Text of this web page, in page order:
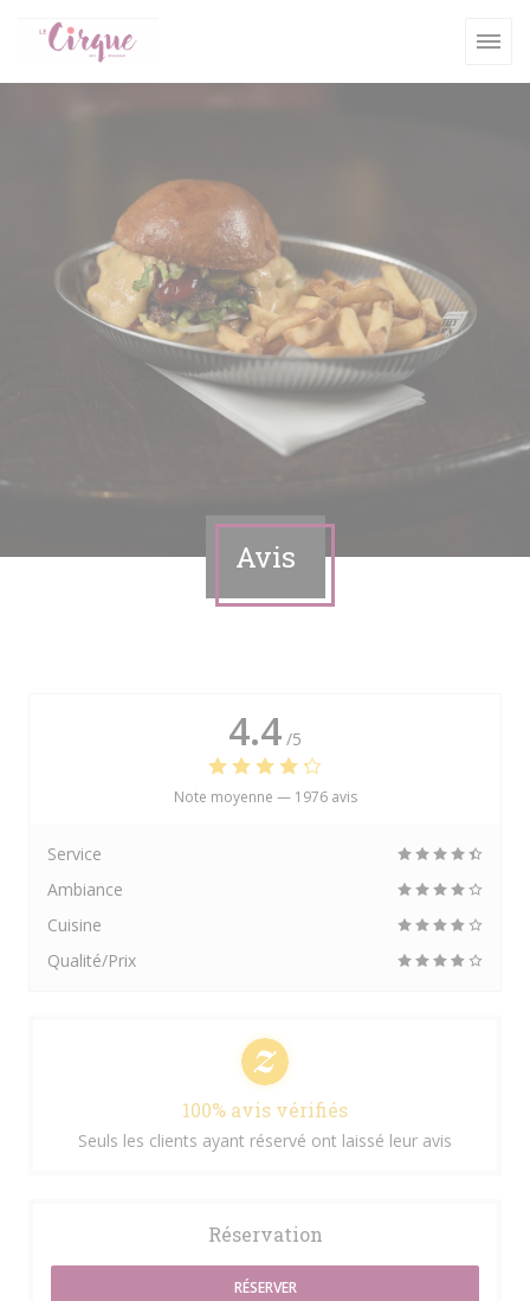
Avis
4.4 /5
Note moyenne — 1976 avis
Service
Ambiance
Cuisine
Qualité/Prix
100% avis vérifiés
Seuls les clients ayant réservé ont laissé leur avis
Réservation
RÉSERVER